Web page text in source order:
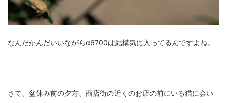
なんだかんだいいながらα6700は結構気に入ってるんですよね。
さて、盆休み前の夕方、商店街の近くのお店の前にいる猫に会い